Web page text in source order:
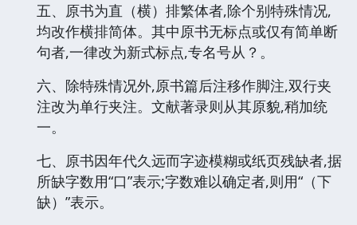
五、原书为直（横）排繁体者,除个别特殊情况,
均改作横排简体。其中原书无标点或仅有简单断
句者,一律改为新式标点,专名号从？。
六、除特殊情况外,原书篇后注移作脚注,双行夹
注改为单行夹注。文献著录则从其原貌,稍加统
一。
七、原书因年代久远而字迹模糊或纸页残缺者,据
所缺字数用“口”表示;字数难以确定者,则用“（下
缺）”表示。